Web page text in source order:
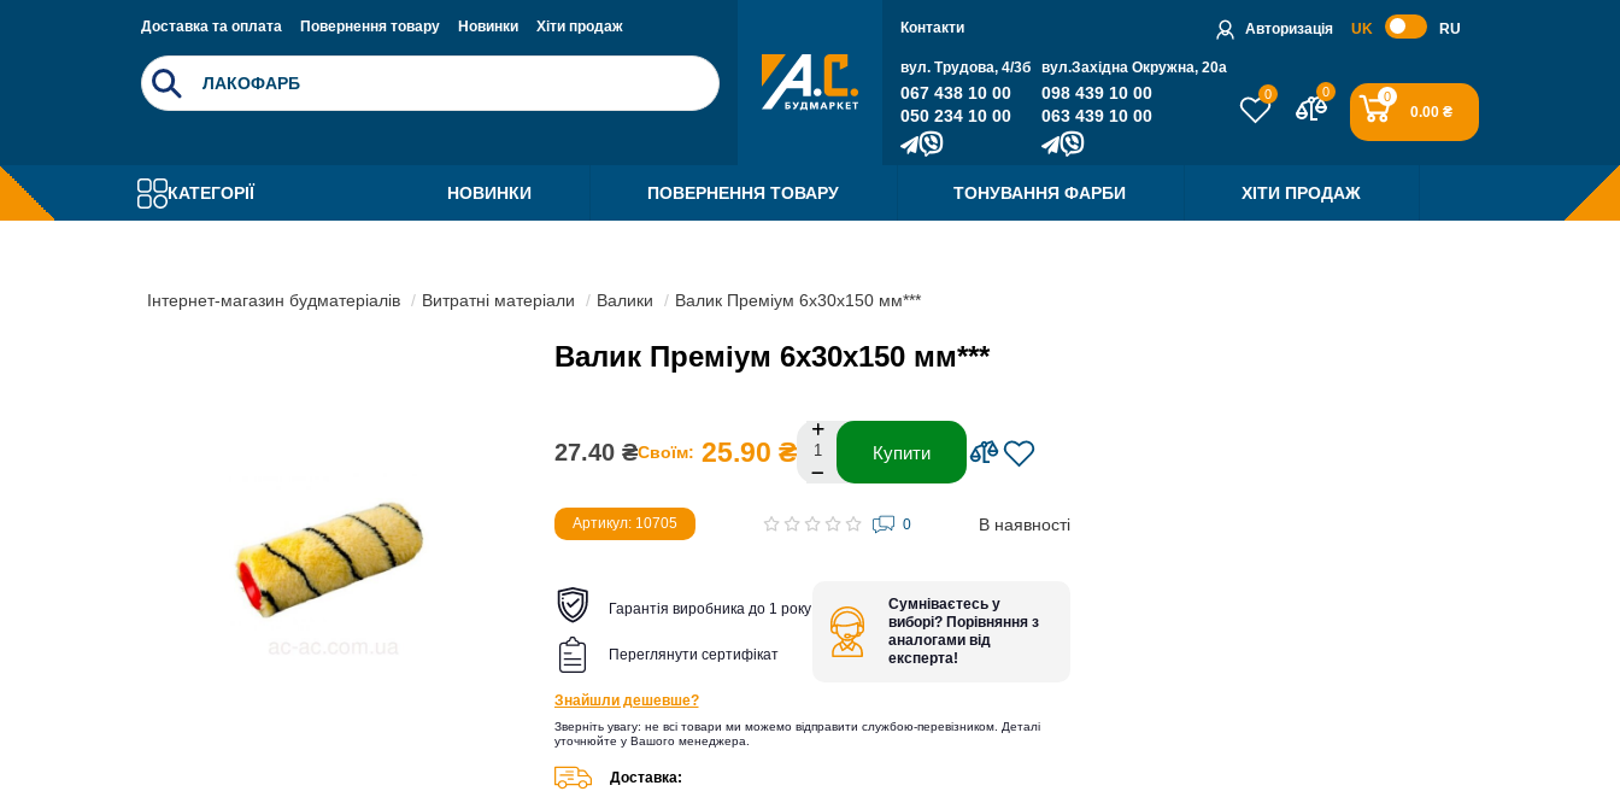
Доставка та оплата Повернення товару Новинки Хіти продаж Контакти Авторизація UK RU
вул. Трудова, 4/3б
067 438 10 00
050 234 10 00
вул.Західна Окружна, 20a
098 439 10 00
063 439 10 00
0 0 0
0.00 ₴
КАТЕГОРІЇ НОВИНКИ ПОВЕРНЕННЯ ТОВАРУ ТОНУВАННЯ ФАРБИ ХІТИ ПРОДАЖ
Інтернет-магазин будматеріалів Витратні матеріали Валики Валик Преміум 6х30х150 мм***
Валик Преміум 6х30х150 мм***
27.40 ₴Своїм: 25.90 ₴ Купити
Артикул: 10705 0 В наявності
Гарантія виробника до 1 року
Переглянути сертифікат
Сумніваєтесь у
виборі? Порівняння з
аналогами від
експерта!
Знайшли дешевше?
Зверніть увагу: не всі товари ми можемо відправити службою-перевізником. Деталі
уточнюйте у Вашого менеджера.
Доставка: